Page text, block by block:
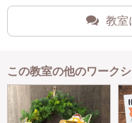
教室
この教室の他のワーク